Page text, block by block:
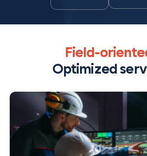
Field-
Optimized